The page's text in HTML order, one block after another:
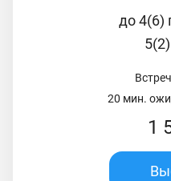
до 4(6)
20 мин.
1